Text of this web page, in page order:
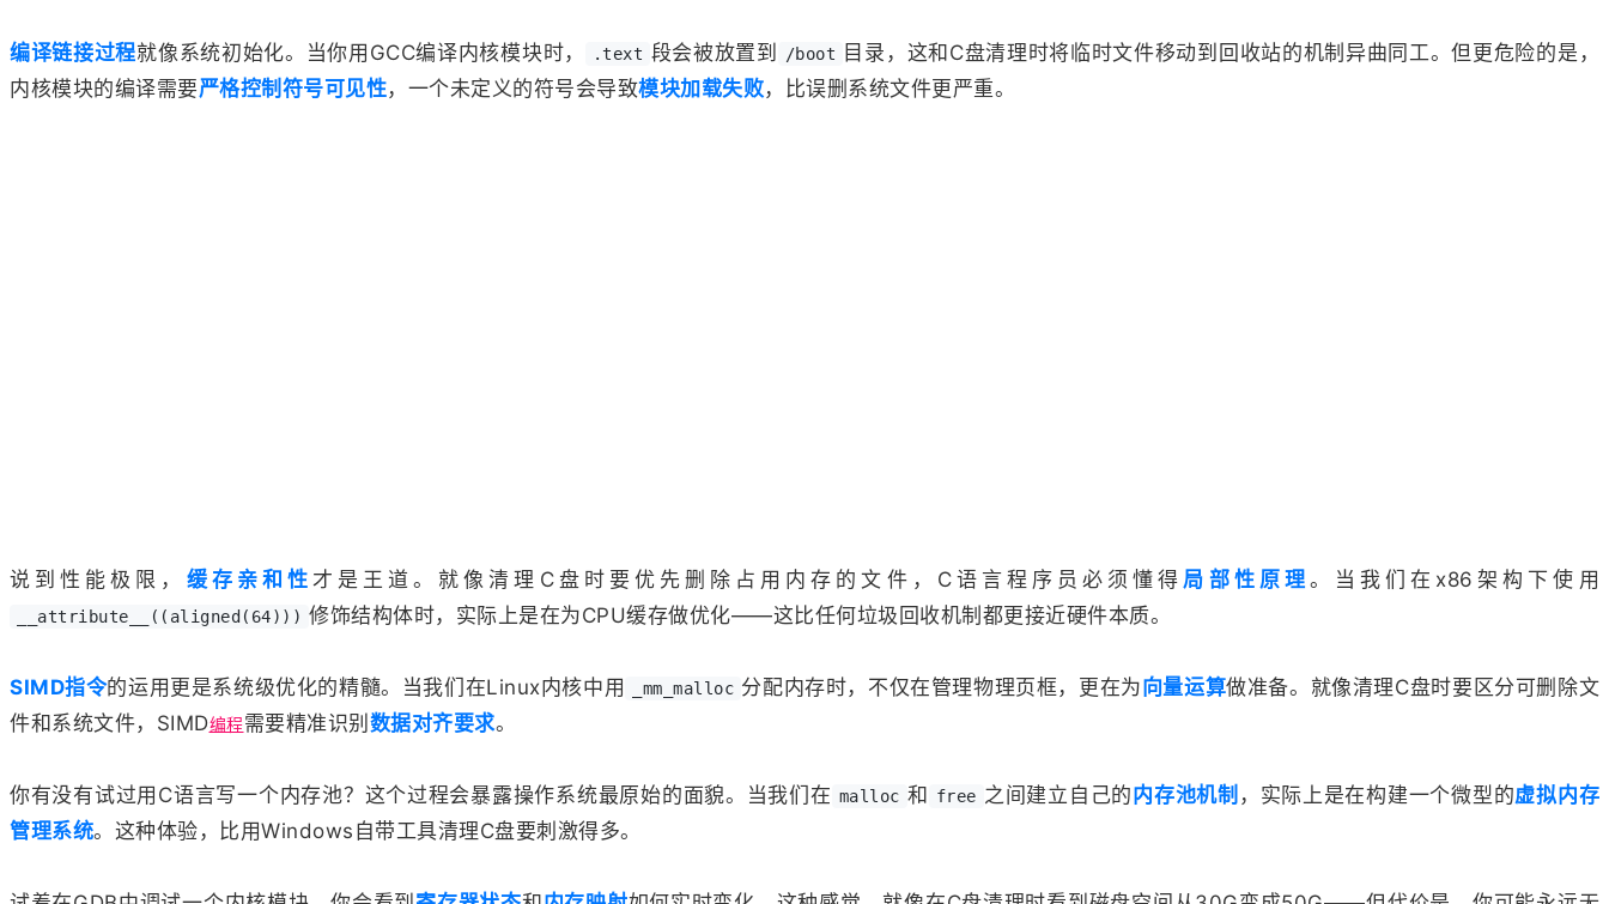
编译链接过程就像系统初始化。当你用GCC编译内核模块时， .text 段会被放置到 /boot
目录，这和C盘清理时将临时文件移动到回收站的机制异曲同工。但更危险的是，
内核模块的编译需要严格控制符号可见性，一个未定义的符号会导致模块加载失败，比误删系统文件更严重。
说到性能极限， 缓存亲和性 才是王道。就像清理C盘时要优先删除占用内存的文件，C语言程序员必须懂得 局部性原理 。当我们在x86架构下使用
__attribute__((aligned(64))) 修饰结构体时，实际上是在为CPU缓存做优化——这比任何垃圾回收机制都更接近硬件本质。
SIMD指令的运用更是系统级优化的精髓。当我们在Linux内核中用 _mm_malloc 分配内存时，不仅在管理物理页框，更在为向量运算做准备。就像清理C盘时要区分可删除文
件和系统文件，SIMD编程需要精准识别 数据对齐要求。
你有没有试过用C语言写一个内存池？这个过程会暴露操作系统最原始的面貌。当我们在 malloc 和 free 之间建立自己的内存池机制 ，实际上是在构建一个微型的虚拟内存
管理系统。这种体验，比用Windows自带工具清理C盘要刺激得多。